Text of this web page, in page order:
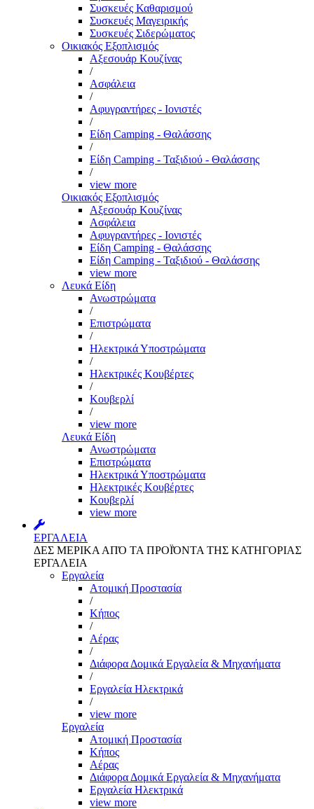
Συσκευές Καθαρισμού
Συσκευές Μαγειρικής
Συσκευές Σιδερώματος
Οικιακός Εξοπλισμός
Αξεσουάρ Κουζίνας
/
Ασφάλεια
/
Αφυγραντήρες - Ιονιστές
/
Είδη Camping - Θαλάσσης
/
Είδη Camping - Ταξιδιού - Θαλάσσης
/
view more
Οικιακός Εξοπλισμός
Αξεσουάρ Κουζίνας
Ασφάλεια
Αφυγραντήρες - Ιονιστές
Είδη Camping - Θαλάσσης
Είδη Camping - Ταξιδιού - Θαλάσσης
view more
Λευκά Είδη
Ανωστρώματα
/
Επιστρώματα
/
Ηλεκτρικά Υποστρώματα
/
Ηλεκτρικές Κουβέρτες
/
Κουβερλί
/
view more
Λευκά Είδη
Ανωστρώματα
Επιστρώματα
Ηλεκτρικά Υποστρώματα
Ηλεκτρικές Κουβέρτες
Κουβερλί
view more
ΕΡΓΑΛΕΙΑ
ΔΕΣ ΜΕΡΙΚΑ ΑΠΌ ΤΑ ΠΡΟΪΌΝΤΑ ΤΗΣ ΚΑΤΗΓΟΡΙΑΣ
ΕΡΓΑΛΕΙΑ
Εργαλεία
Aτομική Προστασία
/
Kήπος
/
Αέρας
/
Διάφορα Δομικά Εργαλεία & Μηχανήματα
/
Εργαλεία Ηλεκτρικά
/
view more
Εργαλεία
Aτομική Προστασία
Kήπος
Αέρας
Διάφορα Δομικά Εργαλεία & Μηχανήματα
Εργαλεία Ηλεκτρικά
view more